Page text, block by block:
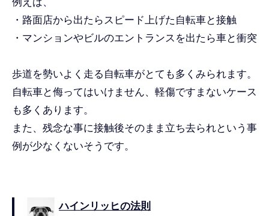
例えば、
・路面店から出たらスピード上げた自転車と接触
・マンションやビルのエントランスを出たら車と衝突
歩道を勢いよく走る自転車がとても多くみられます。
自転車と侮ってはいけません、軽傷ですまないケース
も多くあります。
また、残念な事に接触後そのまま立ち去られという事
例が少なくないそうです。
ハインリッヒの法則